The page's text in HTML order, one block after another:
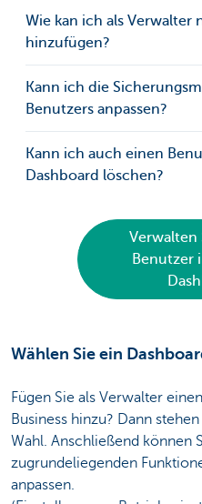
Wie kan ich als Verwalter
hinzufügen?
Kann ich die
Benutzers anpassen?
Kann ich auch einen
Dashboard löschen?
Verwalten
Benutzer
Wählen Sie ein
Fügen Sie als Verwalter
Business hinzu? Dann
Wahl. Anschließend können
zugrundeliegenden
anpassen.